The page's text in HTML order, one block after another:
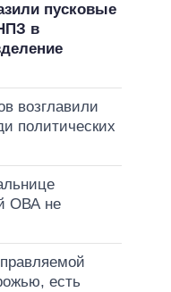
пусковые
в
возглавили
политических
ОВА не
есть